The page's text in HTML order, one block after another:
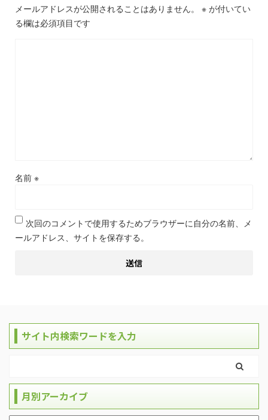
メールアドレスが公開されることはありません。 ※ が付いてい
る欄は必須項目です
名前 ※
次回のコメントで使用するためブラウザーに自分の名前、メ
ールアドレス、サイトを保存する。
サイト内検索ワードを入力
月別アーカイブ